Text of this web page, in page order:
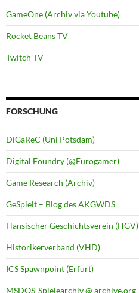
GameOne (Archiv via Youtube)
Rocket Beans TV
Twitch TV
FORSCHUNG
DiGaReC (Uni Potsdam)
Digital Foundry (@Eurogamer)
Game Research (Archiv)
GeSpielt – Blog des AKGWDS
Hansischer Geschichtsverein (HGV)
Historikerverband (VHD)
ICS Spawnpoint (Erfurt)
MSDOS-Spielearchiv @ archive.org